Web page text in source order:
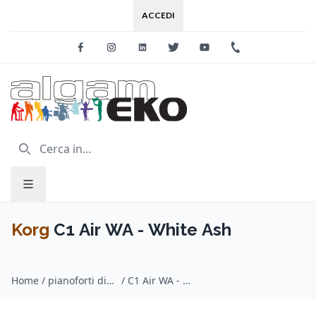
ACCEDI
FacebookInstagramLinkedinTwitter Youtube
Korg C1 Air WA - White Ash
Home / pianoforti digitali home / Korg / C1 Air WA - White Ash